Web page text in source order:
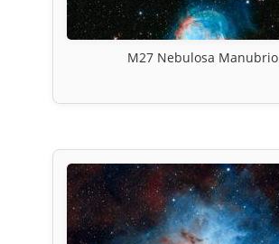
M27 Nebulosa Manubrio